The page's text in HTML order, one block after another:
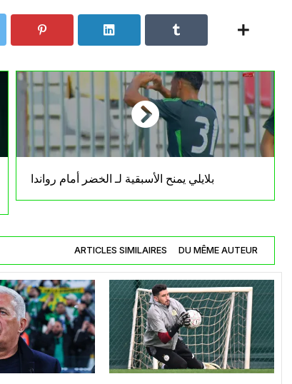
بلايلي يمنح الأسبقية لـ الخضر أمام رواندا
ARTICLES SIMILAIRES DU MÊME AUTEUR